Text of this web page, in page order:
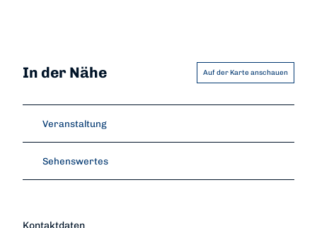
In der Nähe Auf der Karte anschauen
Veranstaltung
Sehenswertes